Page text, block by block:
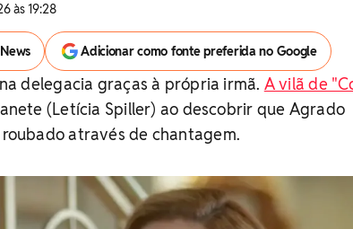
às 19:28
Adicionar como fonte preferida no Google
delegacia graças à própria irmã. A vilã de
(Letícia Spiller) ao descobrir que Agrado
através de chantagem.